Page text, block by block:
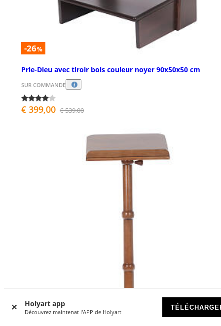
Holyart app
Découvrez maintenat l'APP de Holyart
-26%
Prie-Dieu avec tiroir bois couleur noyer 90x50x50 cm
SUR COMMANDE
€ 399,00 € 539,00